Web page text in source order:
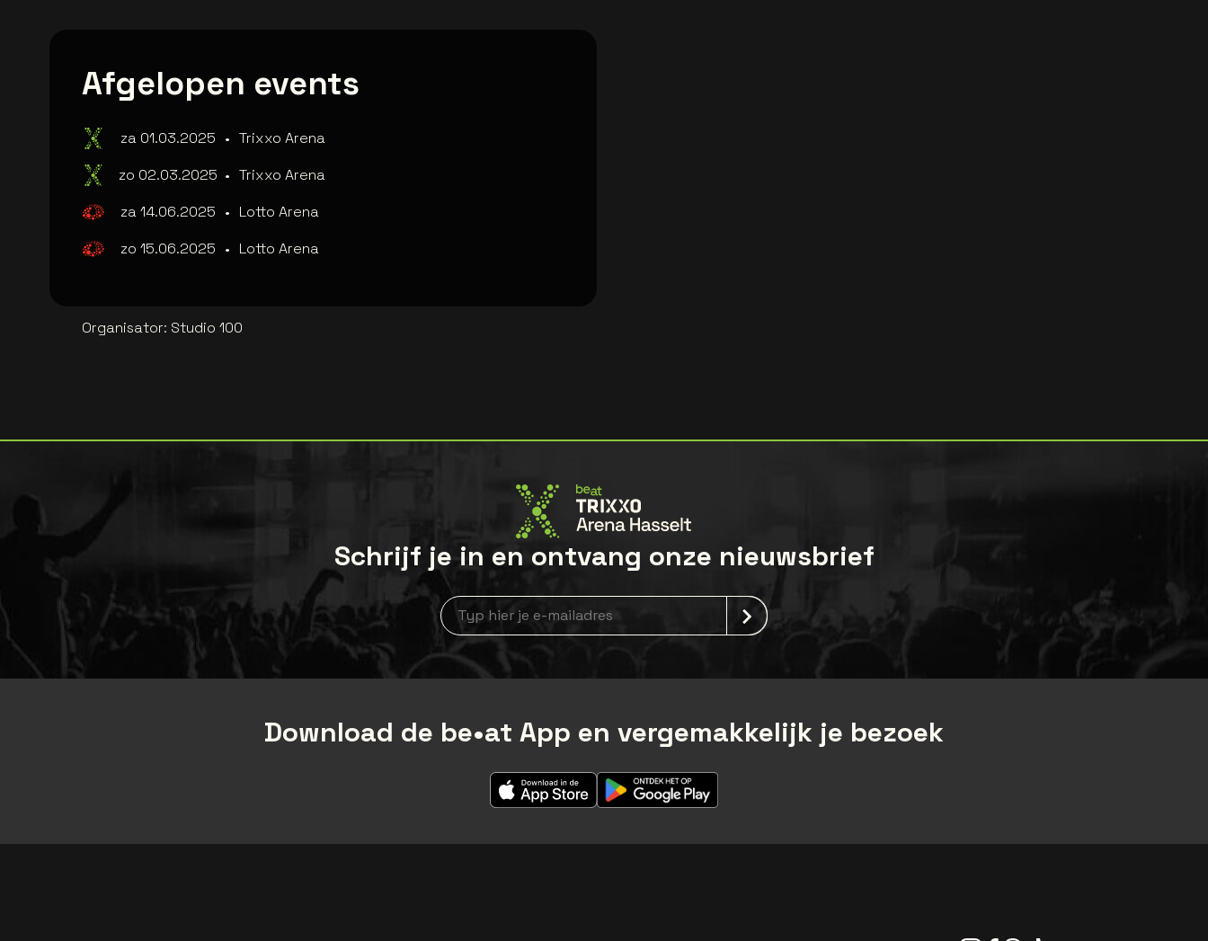
Afgelopen events
za 01.03.2025 • Trixxo Arena
zo 02.03.2025 • Trixxo Arena
za 14.06.2025 • Lotto Arena
zo 15.06.2025 • Lotto Arena
Organisator: Studio 100
Schrijf je in en ontvang onze nieuwsbrief
Nieuwsbrief aanmelding
Download de be•at App en vergemakkelijk je bezoek